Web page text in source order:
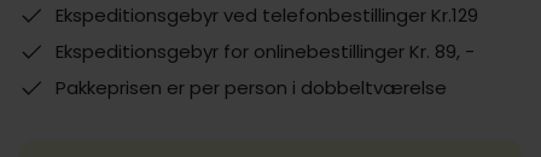
Ekspeditionsgebyr ved telefonbestillinger Kr.129
Ekspeditionsgebyr for onlinebestillinger Kr. 89, -
Pakkeprisen er per person i dobbeltværelse